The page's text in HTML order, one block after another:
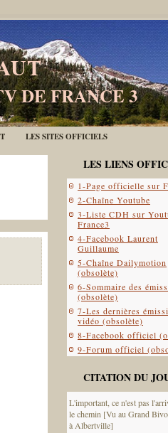
DE FRANCE 3
LES SITES OFFICIELS
LES LIENS
1-Page officielle sur
2-Chaîne Youtube
3-Liste CDH sur
France3
4-Facebook Laurent
Guillaume
5-Chaîne Dailymotion
(obsolète)
6-Sommaire des
(obsolète)
7-Les dernières
vidéo (obsolète)
8-Facebook officiel
9-Forum officiel
CITATION DU
L'important, ce n'est pas
le chemin [Vu au Grand
à Albertville]